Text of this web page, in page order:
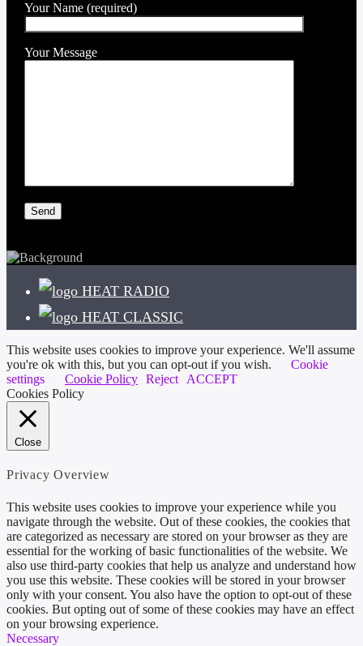
Your Name (required)
Your Message
HEAT RADIO
HEAT CLASSIC
This website uses cookies to improve your experience. We'll assume
you're ok with this, but you can opt-out if you wish.
Cookie
settings
Cookie Policy Reject
ACCEPT
Cookies Policy
Close
Privacy Overview
This website uses cookies to improve your experience while you
navigate through the website. Out of these cookies, the cookies that
are categorized as necessary are stored on your browser as they are
essential for the working of basic functionalities of the website. We
also use third-party cookies that help us analyze and understand how
you use this website. These cookies will be stored in your browser
only with your consent. You also have the option to opt-out of these
cookies. But opting out of some of these cookies may have an effect
on your browsing experience.
Necessary